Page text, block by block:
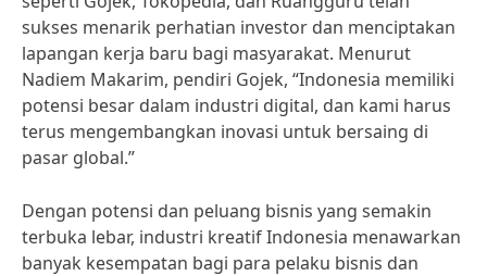
sukses menarik perhatian investor dan menciptakan
lapangan kerja baru bagi masyarakat. Menurut
Nadiem Makarim, pendiri Gojek, “Indonesia memiliki
potensi besar dalam industri digital, dan kami harus
terus mengembangkan inovasi untuk bersaing di
pasar global.”
Dengan potensi dan peluang bisnis yang semakin
terbuka lebar, industri kreatif Indonesia menawarkan
banyak kesempatan bagi para pelaku bisnis dan